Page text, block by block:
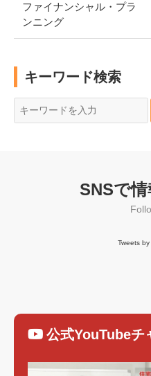
ファイナンシャル・プラ
ンニング
キーワード検索
SNSで情
Tweets
公式YouTubeチ